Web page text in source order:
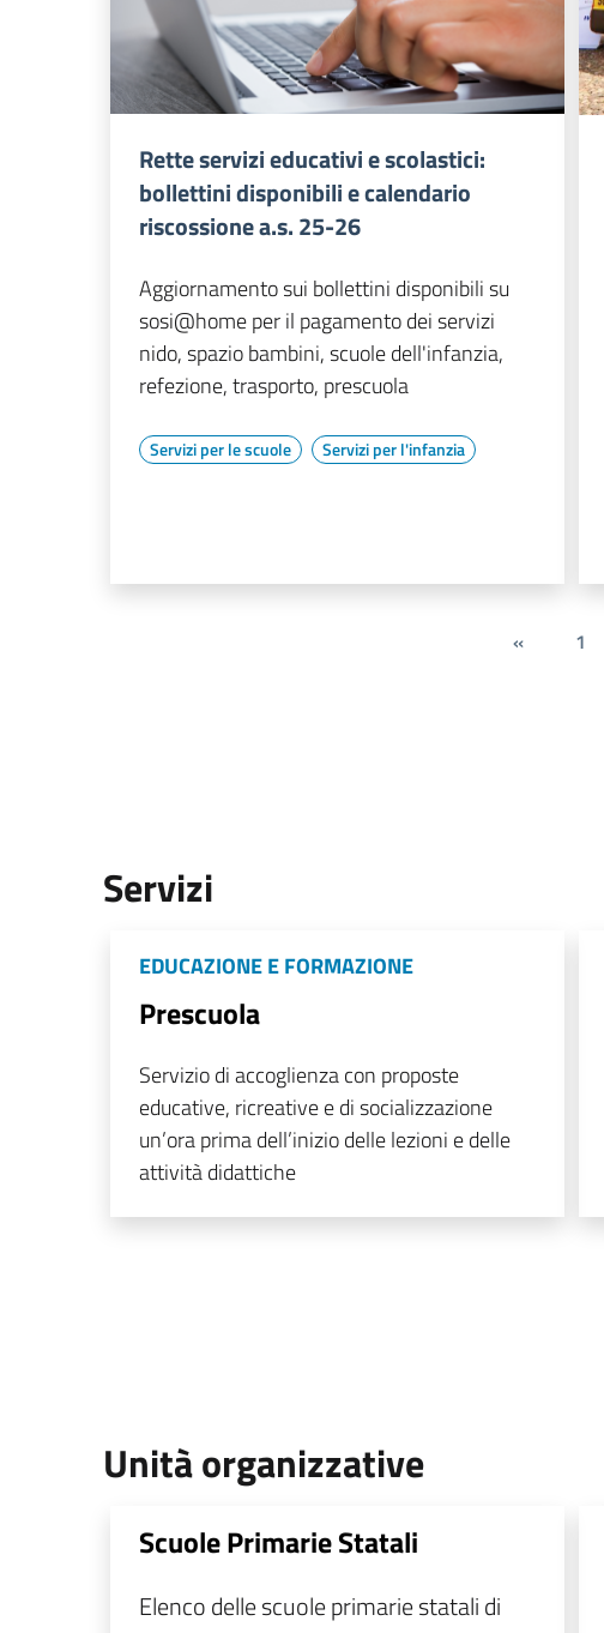
Rette servizi educativi e scolastici:
bollettini disponibili e calendario
riscossione a.s. 25-26
Aggiornamento sui bollettini disponibili su
sosi@home per il pagamento dei servizi
nido, spazio bambini, scuole dell'infanzia,
refezione, trasporto, prescuola
Servizi per le scuole Servizi per l'infanzia
« 1
Servizi
EDUCAZIONE E FORMAZIONE
Prescuola
Servizio di accoglienza con proposte
educative, ricreative e di socializzazione
un’ora prima dell’inizio delle lezioni e delle
attività didattiche
Unità organizzative
Scuole Primarie Statali
Elenco delle scuole primarie statali di